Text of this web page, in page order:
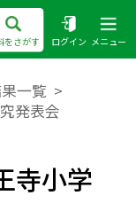
をさがす ログイン メニュー
一覧
発表会
寺小学